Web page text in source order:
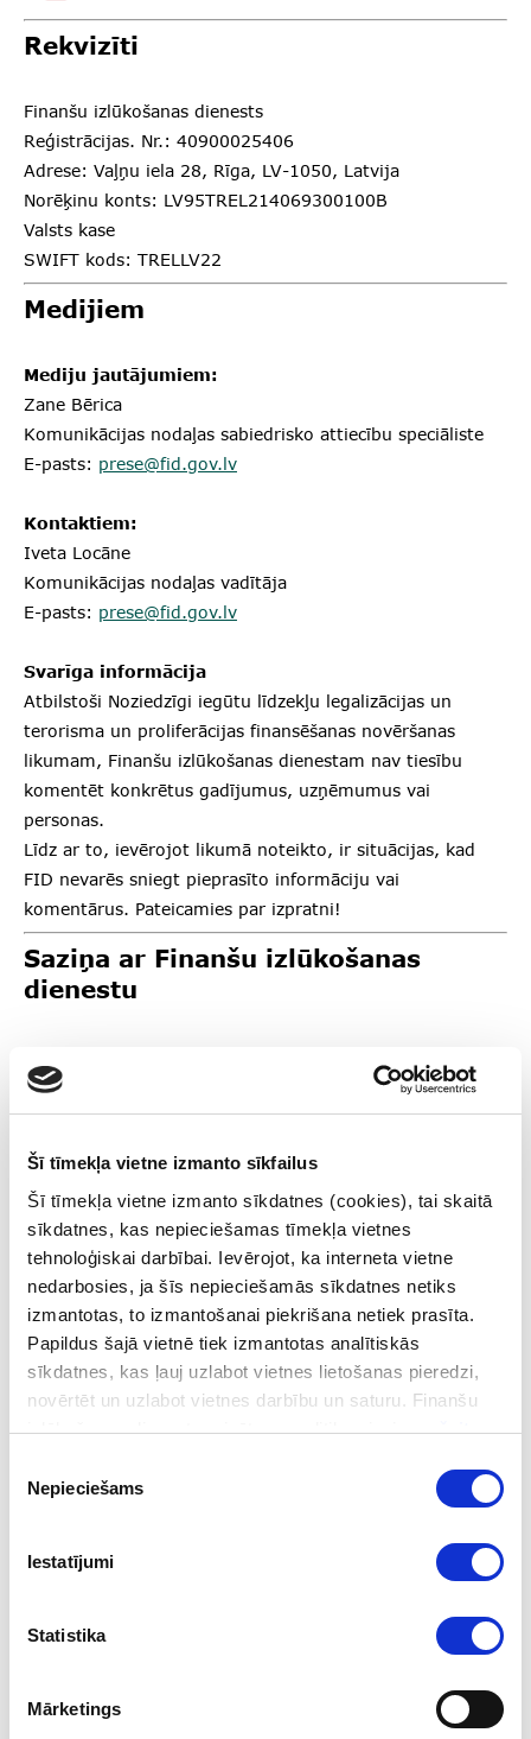
Šī tīmekļa vietne izmanto sīkfailus
Šī tīmekļa vietne izmanto sīkdatnes (cookies), tai skaitā
sīkdatnes, kas nepieciešamas tīmekļa vietnes
tehnoloģiskai darbībai. Ievērojot, ka interneta vietne
nedarbosies, ja šīs nepieciešamās sīkdatnes netiks
izmantotas, to izmantošanai piekrišana netiek prasīta.
Papildus šajā vietnē tiek izmantotas analītiskās
sīkdatnes, kas ļauj uzlabot vietnes lietošanas pieredzi,
novērtēt un uzlabot vietnes darbību un saturu. Finanšu
izlūkošanas dienesta privātuma politika pieejamašeit.
izvēle
Nepieciešams
Iestatījumi
Statistika
Mārketings
Rekvizīti
Finanšu izlūkošanas dienests
Reģistrācijas. Nr.: 40900025406
Adrese: Vaļņu iela 28, Rīga, LV-1050, Latvija
Norēķinu konts: LV95TREL214069300100B
Valsts kase
SWIFT kods: TRELLV22
Medijiem
Mediju jautājumiem:
Zane Bērica
Komunikācijas nodaļas sabiedrisko attiecību speciāliste
E-pasts: prese@fid.gov.lv
Kontaktiem:
Iveta Locāne
Komunikācijas nodaļas vadītāja
E-pasts: prese@fid.gov.lv
Svarīga informācija
Atbilstoši Noziedzīgi iegūtu līdzekļu legalizācijas un
terorisma un proliferācijas finansēšanas novēršanas
likumam, Finanšu izlūkošanas dienestam nav tiesību
komentēt konkrētus gadījumus, uzņēmumus vai
personas.
Līdz ar to, ievērojot likumā noteikto, ir situācijas, kad
FID nevarēs sniegt pieprasīto informāciju vai
komentārus. Pateicamies par izpratni!
Saziņa ar Finanšu izlūkošanas
dienestu
https://goaml.fid.gov.lv
iesniegšana FID birojā Vaļņu ielā 28, Rīgā.
goAML rokasgrāmatas un
infografikas
Ikviens iedzīvotājs var iesniegt informāciju Finanšu
izlūkošanas dienestā vairākos veidos – elektroniski,
klātienē vai ziņošanas sistēmā. Finanšu izlūkošanas
dienests pieņem privātpersonu iesniegumus un sūdzības,
informācija tiek iesniegta elektroniski, ir nepieciešams
elektroniskais paraksts. Ja papīra formātā – dokumentam
Iesniegums
Informācija par priekšlikumu, sūdzību, jautājumu